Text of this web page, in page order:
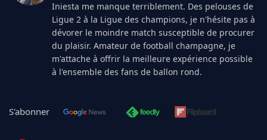
Iniesta me manque terriblement. Des pelouses de
Ligue 2 à la Ligue des champions, je n'hésite pas à
dévorer le moindre match susceptible de procurer
du plaisir. Amateur de football champagne, je
m'attache à offrir la meilleure expérience possible
à l'ensemble des fans de ballon rond.
S'abonner